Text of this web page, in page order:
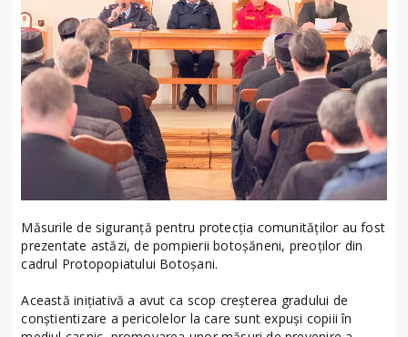
Măsurile de siguranță pentru protecția comunităților au fost
prezentate astăzi, de pompierii botoșăneni, preoților din
cadrul Protopopiatului Botoșani.
Această inițiativă a avut ca scop creșterea gradului de
conștientizare a pericolelor la care sunt expuși copiii în